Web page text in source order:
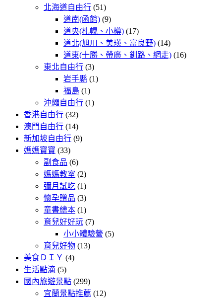
北海道自由行 (51)
道南(函館) (9)
道央(札幌、小樽) (17)
道北(旭川、美瑛、富良野) (14)
道東(十勝、帶廣、釧路、網走) (16)
東北自由行 (3)
岩手縣 (1)
福島 (1)
沖繩自由行 (1)
香港自由行 (32)
澳門自由行 (14)
新加坡自由行 (9)
媽媽寶寶 (33)
副食品 (6)
媽媽教室 (2)
彌月試吃 (1)
懷孕贈品 (3)
童書繪本 (1)
育兒好好玩 (7)
小小體驗營 (5)
育兒好物 (13)
美食ＤＩＹ (4)
生活點滴 (5)
國內旅遊景點 (299)
宜蘭景點推薦 (12)